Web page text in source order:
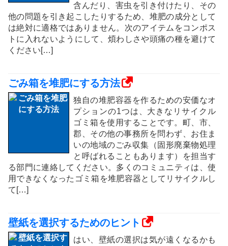
含んだり、害虫を引き付けたり、その
他の問題を引き起こしたりするため、堆肥の成分として
は絶対に適格ではありません。次のアイテムをコンポス
トに入れないようにして、煩わしさや頭痛の種を避けて
ください[…]
ごみ箱を堆肥にする方法
独自の堆肥容器を作るための安価なオ
プションの1つは、大きなリサイクル
ゴミ箱を使用することです。町、市、
郡、その他の事務所を問わず、お住ま
いの地域のごみ収集（固形廃棄物処理
と呼ばれることもあります）を担当す
る部門に連絡してください。多くのコミュニティは、使
用できなくなったゴミ箱を堆肥容器としてリサイクルし
て[…]
壁紙を選択するためのヒント
はい、壁紙の選択は気が遠くなるかも